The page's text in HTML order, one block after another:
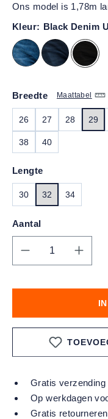
Ons model is 1,78m
Kleur: Black Denim
Maattabel
Breedte
26 27 28 29
38 40
Lengte
30 32 34
Aantal
Gratis verzending
Op werkdagen
Gratis retourneren